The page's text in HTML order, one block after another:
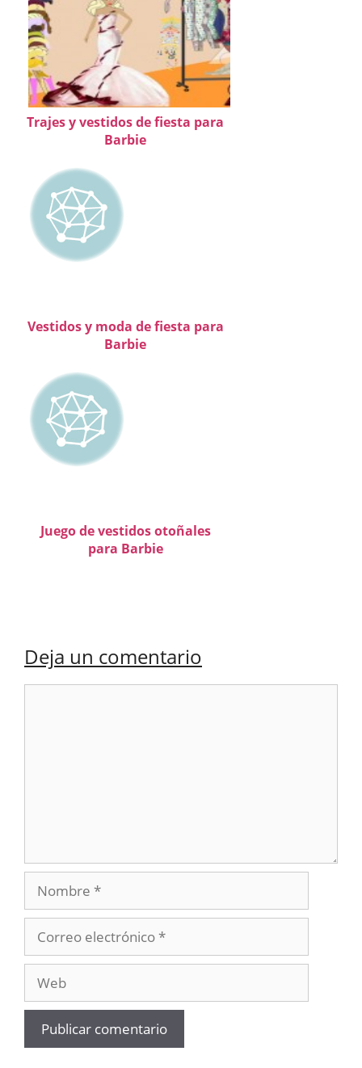
Trajes y vestidos de fiesta para
Barbie
Vestidos y moda de fiesta para
Barbie
Juego de vestidos otoñales
para Barbie
Deja un comentario
electrónico